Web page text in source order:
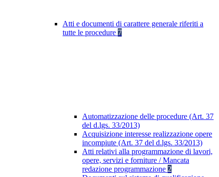
Atti e documenti di carattere generale riferiti a
tutte le procedure 7
Automatizzazione delle procedure (Art. 37
del d.lgs. 33/2013)
Acquisizione interesse realizzazione opere
incompiute (Art. 37 del d.lgs. 33/2013)
Atti relativi alla programmazione di lavori,
opere, servizi e forniture / Mancata
redazione programmazione 2